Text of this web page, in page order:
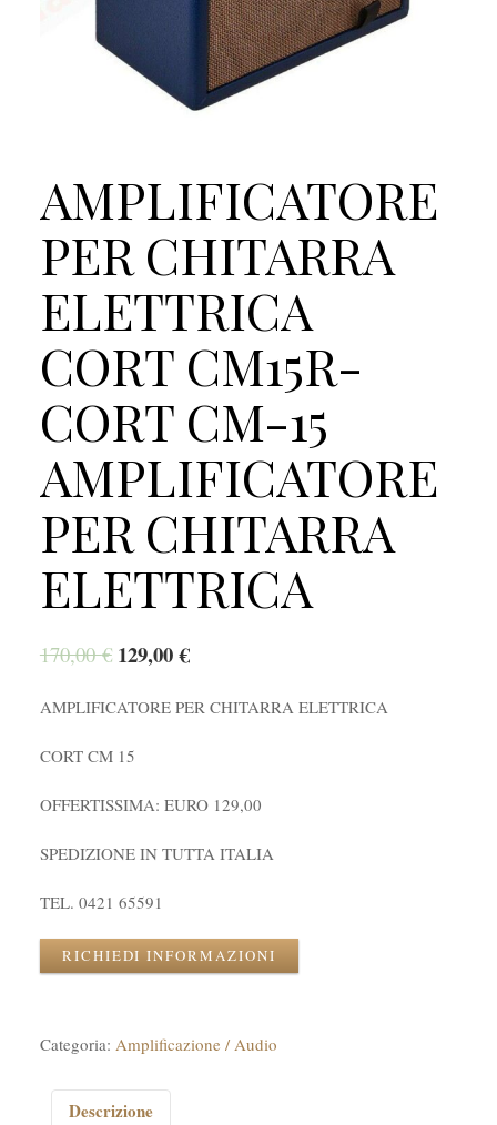
AMPLIFICATORE
PER CHITARRA
ELETTRICA
CORT CM15R-
CORT CM-15
AMPLIFICATORE
PER CHITARRA
ELETTRICA
170,00€ 129,00€
AMPLIFICATORE PER CHITARRA ELETTRICA
CORT CM 15
OFFERTISSIMA: EURO 129,00
SPEDIZIONE IN TUTTA ITALIA
TEL. 0421 65591
RICHIEDI INFORMAZIONI
Categoria: Amplificazione / Audio
Descrizione